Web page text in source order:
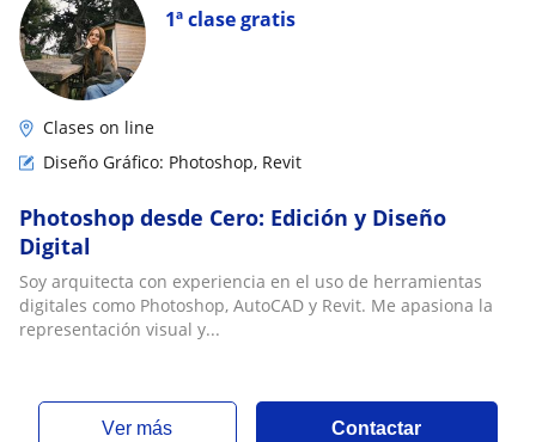
1ª clase gratis
Clases on line
Diseño Gráfico: Photoshop, Revit
Photoshop desde Cero: Edición y Diseño
Digital
Soy arquitecta con experiencia en el uso de herramientas
digitales como Photoshop, AutoCAD y Revit. Me apasiona la
representación visual y...
ver más Contactar